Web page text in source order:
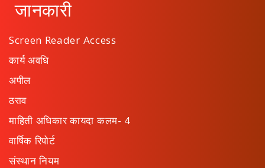
जानकारी
Screen Reader Access
कार्य अवधि
अपील
ठराव
माहिती अधिकार कायदा कलम- 4
वार्षिक रिपोर्ट
संस्थान नियम